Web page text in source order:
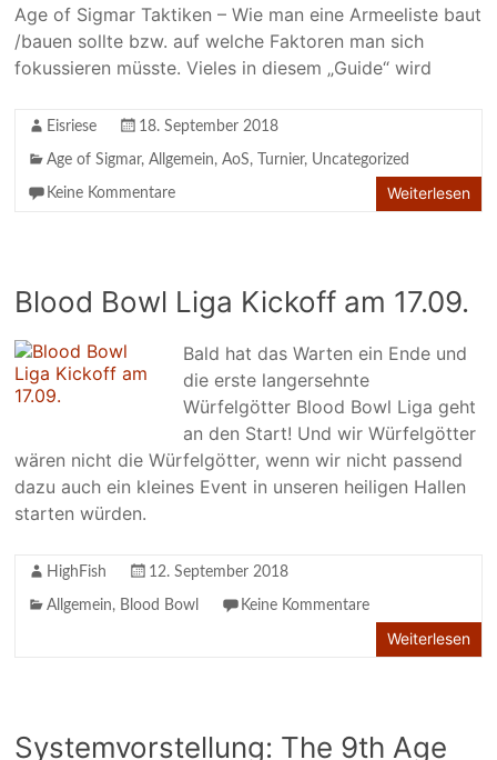
Age of Sigmar Taktiken – Wie man eine Armeeliste baut
/bauen sollte bzw. auf welche Faktoren man sich
fokussieren müsste. Vieles in diesem „Guide“ wird
Eisriese 18. September 2018
Age of Sigmar,Allgemein,AoS, Turnier, Uncategorized
Keine Kommentare Weiterlesen
Blood Bowl Liga Kickoff am 17.09.
Bald hat das Warten ein Ende und
die erste langersehnte
Würfelgötter Blood Bowl Liga geht
an den Start! Und wir Würfelgötter
wären nicht die Würfelgötter, wenn wir nicht passend
dazu auch ein kleines Event in unseren heiligen Hallen
starten würden.
HighFish 12. September 2018
Allgemein, Blood Bowl Keine Kommentare
Weiterlesen
Systemvorstellung: The 9th Age